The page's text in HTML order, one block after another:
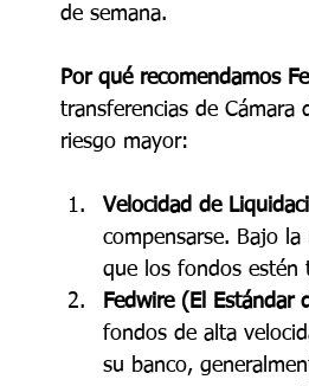
de semana.
Por qué recomendamos
transferencias de Cámara
riesgo mayor:
Velocidad de
compensarse. Bajo la
que los fondos estén
Fedwire (El Estándar
fondos de alta
su banco,